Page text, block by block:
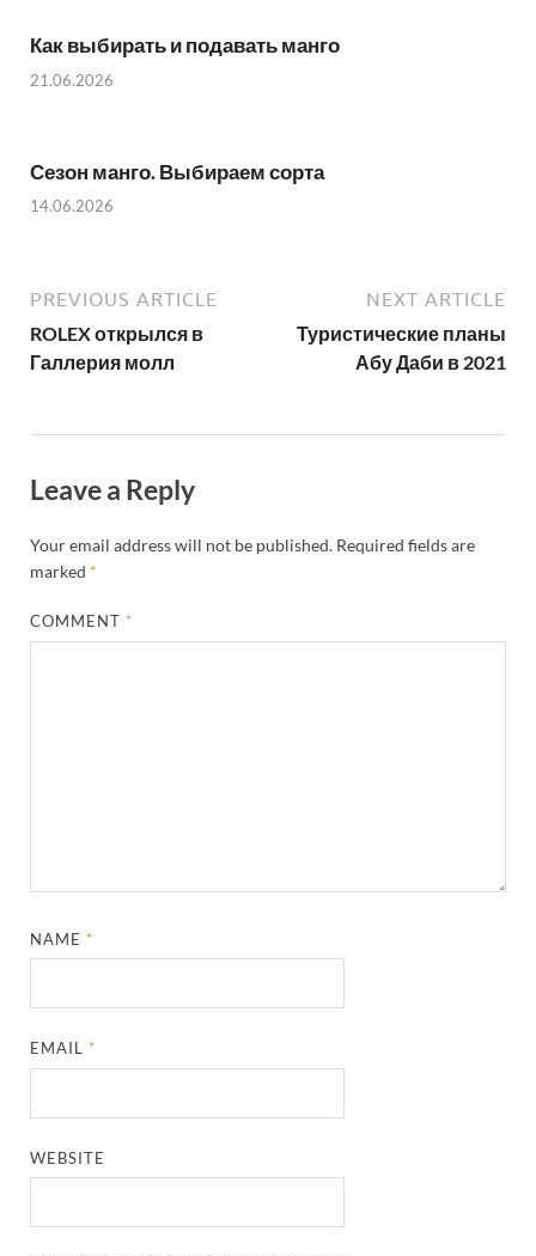
Как выбирать и подавать манго
21.06.2026
Сезон манго. Выбираем сорта
14.06.2026
PREVIOUS ARTICLE
ROLEX открылся в
Галлерия молл
NEXT ARTICLE
Туристические планы
Абу Даби в 2021
Leave a Reply
Your email address will not be published. Required fields are
marked *
COMMENT *
NAME *
EMAIL *
WEBSITE